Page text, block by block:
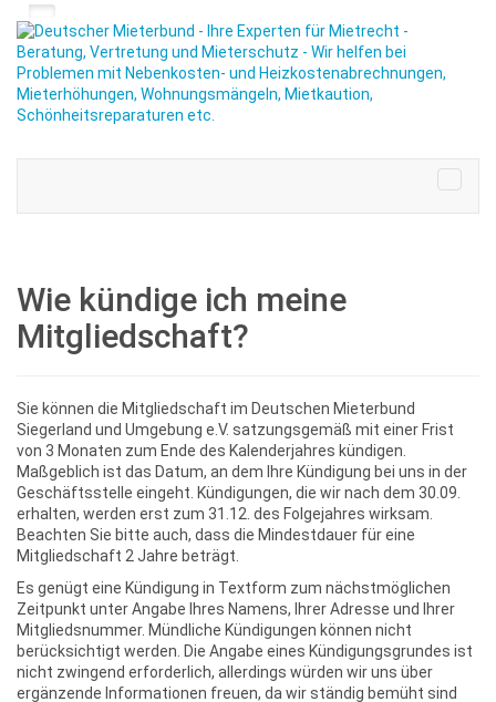
Wie kündige ich meine
Mitgliedschaft?
Sie können die Mitgliedschaft im Deutschen Mieterbund
Siegerland und Umgebung e.V. satzungsgemäß mit einer Frist
von 3 Monaten zum Ende des Kalenderjahres kündigen.
Maßgeblich ist das Datum, an dem Ihre Kündigung bei uns in der
Geschäftsstelle eingeht. Kündigungen, die wir nach dem 30.09.
erhalten, werden erst zum 31.12. des Folgejahres wirksam.
Beachten Sie bitte auch, dass die Mindestdauer für eine
Mitgliedschaft 2 Jahre beträgt.
Es genügt eine Kündigung in Textform zum nächstmöglichen
Zeitpunkt unter Angabe Ihres Namens, Ihrer Adresse und Ihrer
Mitgliedsnummer. Mündliche Kündigungen können nicht
berücksichtigt werden. Die Angabe eines Kündigungsgrundes ist
nicht zwingend erforderlich, allerdings würden wir uns über
ergänzende Informationen freuen, da wir ständig bemüht sind